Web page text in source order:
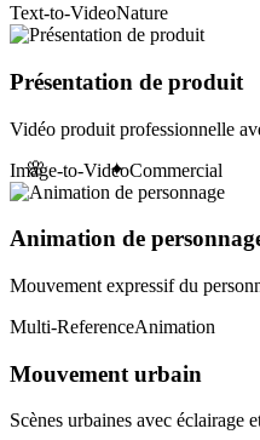
🌸 ✦
Text-to-VideoNature
Présentation de produit
Vidéo produit professionnelle
Image-to-VideoCommercial
Animation de
Mouvement expressif du
Multi-ReferenceAnimation
Mouvement urbain
Scènes urbaines avec éclairage